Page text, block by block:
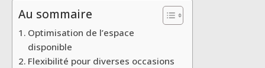
Au sommaire
Optimisation de l’espace
disponible
Flexibilité pour diverses occasions